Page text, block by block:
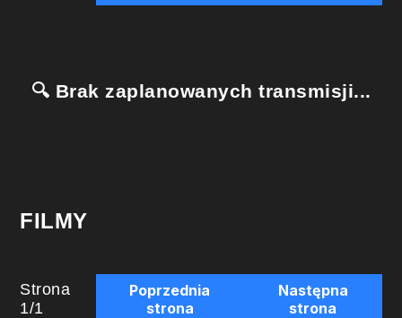
🔍 Brak zaplanowanych transmisji...
FILMY
Strona
1/1
Poprzednia
strona
Następna
strona